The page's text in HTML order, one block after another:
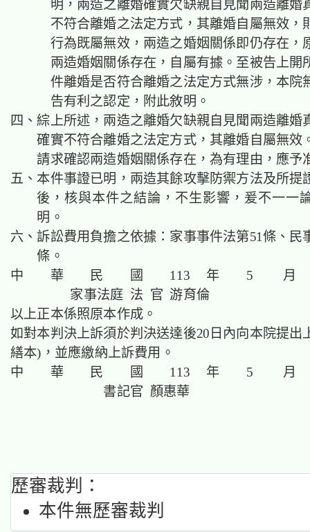
明，兩造之離婚確實欠缺親自見聞兩造離婚
不符合離婚之法定方式，其離婚自屬無效，
行為既屬無效，兩造之婚姻關係即仍存在，
兩造婚姻關係存在，自屬有據。至被告上開
件離婚是否符合離婚之法定方式無涉，本院
告有利之認定，附此敘明。
四、綜上所述，兩造之離婚欠缺親自見聞兩造離婚
確實不符合離婚之法定方式，其離婚自屬無效
請求確認兩造婚姻關係存在，為有理由，應予
五、本件事證已明，兩造其餘攻擊防禦方法及所提
後，核與本件之結論，不生影響，爰不一一
明。
六、訴訟費用負擔之依據：家事事件法第51條、民
條。
中 華 民 國 113 年 5 月
家事法庭 法 官 游育倫
以上正本係照原本作成。
如對本判決上訴須於判決送達後20日內向本院提出
繕本)，並應繳納上訴費用。
中 華 民 國 113 年 5 月
書記官 顏惠華
歷審裁判：
本件無歷審裁判